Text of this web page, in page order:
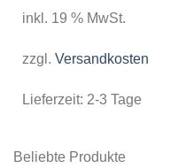
inkl. 19 % MwSt.
zzgl. Versandkosten
Lieferzeit: 2-3 Tage
Beliebte Produkte